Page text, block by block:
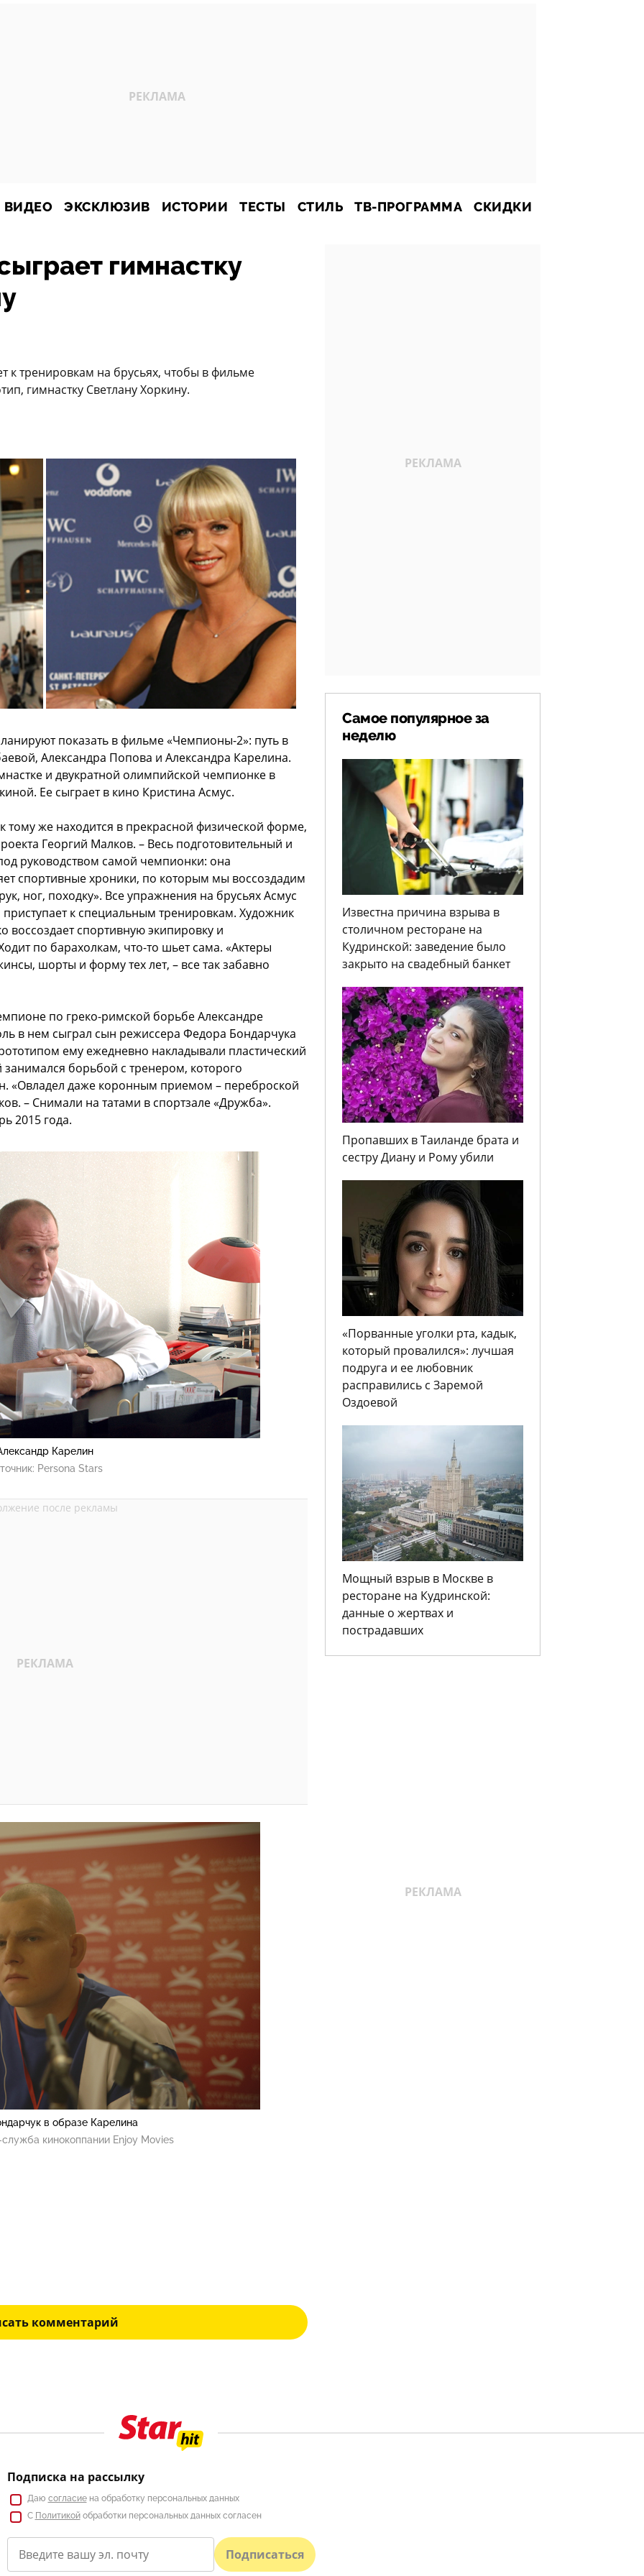
ВИДЕО ЭКСКЛЮЗИВ ИСТОРИИ ТЕСТЫ СТИЛЬ ТВ-ПРОГРАММА СКИДКИ
гимнастку
к тренировкам на брусьях, чтобы в фильме
гимнастку Светлану Хоркину.
показать в фильме «Чемпионы-2»: путь в
Александра Попова и Александра Карелина.
и двукратной олимпийской чемпионке в
Ее сыграет в кино Кристина Асмус.
тому же находится в прекрасной физической форме,
Георгий Малков. – Весь подготовительный и
руководством самой чемпионки: она
спортивные хроники, по которым мы воссоздадим
ног, походку». Все упражнения на брусьях Асмус
к специальным тренировкам. Художник
спортивную экипировку и
по барахолкам, что-то шьет сама. «Актеры
шорты и форму тех лет, – все так забавно
по греко-римской борьбе Александре
в нем сыграл сын режиссера Федора Бондарчука
ему ежедневно накладывали пластический
борьбой с тренером, которого
«Овладел даже коронным приемом – переброской
– Снимали на татами в спортзале «Дружба».
2015 года.
Карелин
Persona Stars
в образе Карелина
кинокоппании Enjoy Movies
комментарий
Самое популярное за
неделю
Известна причина взрыва в
столичном ресторане на
Кудринской: заведение было
закрыто на свадебный банкет
Пропавших в Таиланде брата и
сестру Диану и Рому убили
«Порванные уголки рта, кадык,
который провалился»: лучшая
подруга и ее любовник
расправились с Заремой
Оздоевой
Мощный взрыв в Москве в
ресторане на Кудринской:
данные о жертвах и
пострадавших
Подписка на рассылку
Даю согласиена обработку персональных данных
С Политикойобработки персональных данных согласен
Подписаться